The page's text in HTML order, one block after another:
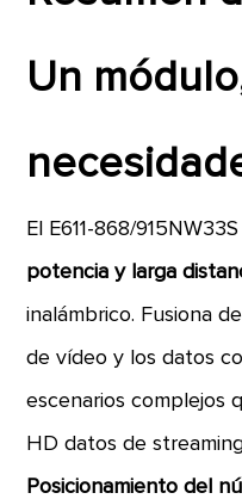
Un
El E611-868/
potencia y larga
inalámbrico. Fusiona
de vídeo y los datos
escenarios complejos
HD datos de
Posicionamiento del